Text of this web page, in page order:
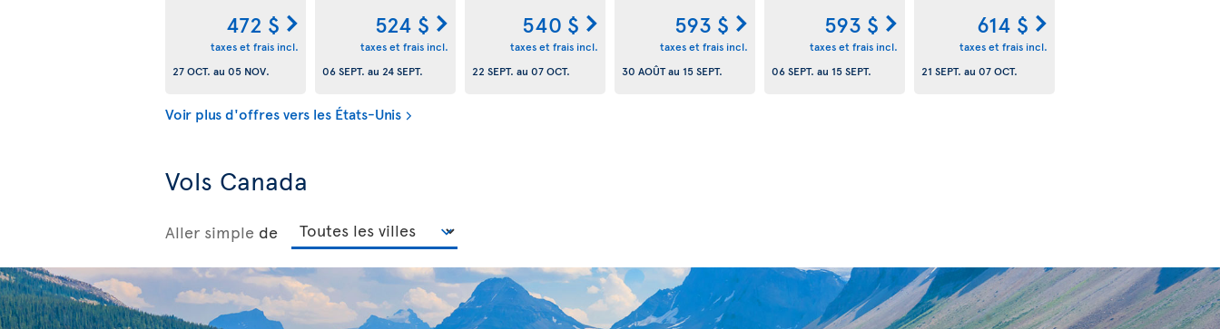
472 $
taxes et frais incl.
27 OCT. au 05 NOV.
524 $
taxes et frais incl.
06 SEPT. au 24 SEPT.
540 $
taxes et frais incl.
22 SEPT. au 07 OCT.
593 $
taxes et frais incl.
30 AOÛTau 15 SEPT.
593 $
taxes et frais incl.
06 SEPT. au 15 SEPT.
614 $
taxes et frais incl.
21 SEPT. au 07 OCT.
Voir plus d'offres vers les États-Unis
Vols Canada
Aller simple de